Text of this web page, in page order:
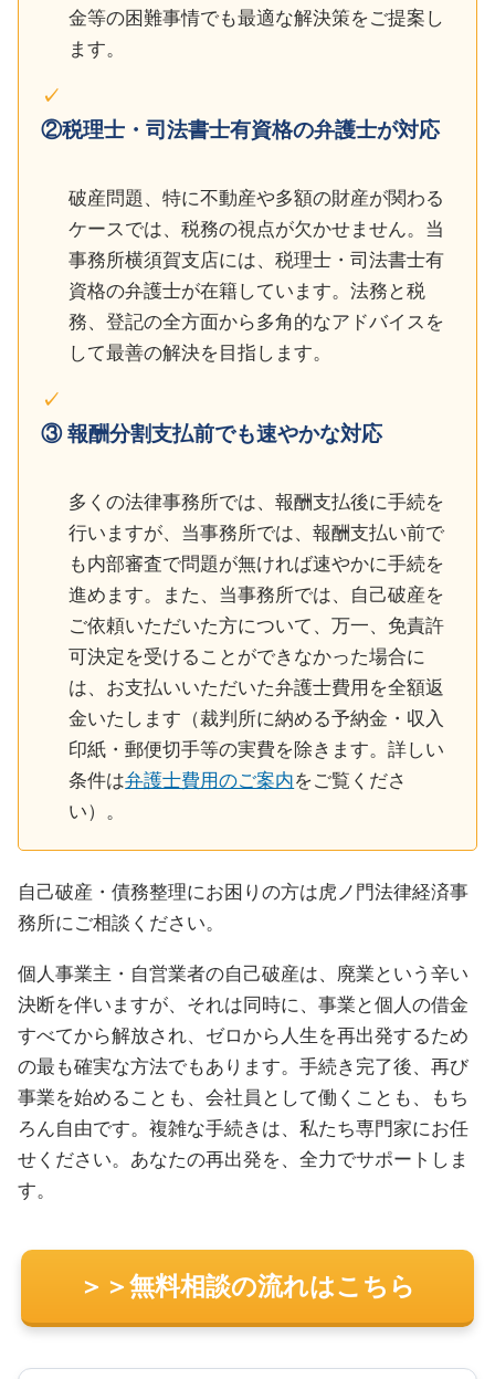
金等の困難事情でも最適な解決策をご提案し
ます。
②税理士・司法書士有資格の弁護士が対応
破産問題、特に不動産や多額の財産が関わる
ケースでは、税務の視点が欠かせません。当
事務所横須賀支店には、税理士・司法書士有
資格の弁護士が在籍しています。法務と税
務、登記の全方面から多角的なアドバイスを
して最善の解決を目指します。
③ 報酬分割支払前でも速やかな対応
多くの法律事務所では、報酬支払後に手続を
行いますが、当事務所では、報酬支払い前で
も内部審査で問題が無ければ速やかに手続を
進めます。また、当事務所では、自己破産を
ご依頼いただいた方について、万一、免責許
可決定を受けることができなかった場合に
は、お支払いいただいた弁護士費用を全額返
金いたします（裁判所に納める予納金・収入
印紙・郵便切手等の実費を除きます。詳しい
条件は弁護士費用のご案内をご覧くださ
い）。
自己破産・債務整理にお困りの方は虎ノ門法律経済事
務所にご相談ください。
個人事業主・自営業者の自己破産は、廃業という辛い
決断を伴いますが、それは同時に、事業と個人の借金
すべてから解放され、ゼロから人生を再出発するため
の最も確実な方法でもあります。手続き完了後、再び
事業を始めることも、会社員として働くことも、もち
ろん自由です。複雑な手続きは、私たち専門家にお任
せください。あなたの再出発を、全力でサポートしま
す。
＞＞無料相談の流れはこちら